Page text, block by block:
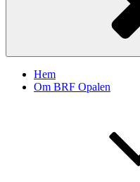
Hem
Om BRF Opalen